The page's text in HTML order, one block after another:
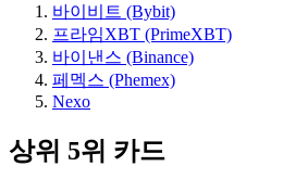
바이비트 (Bybit)
프라임XBT (PrimeXBT)
바이낸스 (Binance)
페멕스 (Phemex)
Nexo
상위 5위 카드